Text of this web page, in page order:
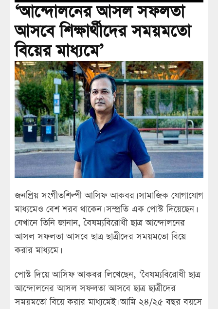
‘আন্দোলনের আসল সফলতা
আসবে শিক্ষার্থীদের সময়মতো
বিয়ের মাধ্যমে’
জনপ্রিয় সংগীতশিল্পী আসিফ আকবর। সামাজিক যোগাযোগ
মাধ্যমেও বেশ শরব থাকেন। সম্প্রতি এক পোস্ট দিয়েছেন।
যেখানে তিনি জানান, বৈষম্যবিরোধী ছাত্র আন্দোলনের
আসল সফলতা আসবে ছাত্র ছাত্রীদের সময়মতো বিয়ে
করার মাধ্যমে।
পোস্ট দিয়ে আসিফ আকবর লিখেছেন, ‘বৈষম্যবিরোধী ছাত্র
আন্দোলনের আসল সফলতা আসবে ছাত্র ছাত্রীদের
সময়মতো বিয়ে করার মাধ্যমেই। আমি ২৪/২৫ বছর বয়সে